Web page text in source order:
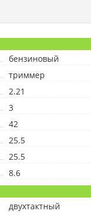
бензиновый
триммер
2.21
3
42
25.5
25.5
8.6
двухтактный